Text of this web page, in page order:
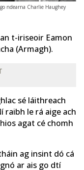
ndearna Charlie Haughey
t-iriseoir Eamon
(Armagh).
sé láithreach
raibh le rá aige ach
agat cé chomh
ag insint dó cá
ar ais go dtí